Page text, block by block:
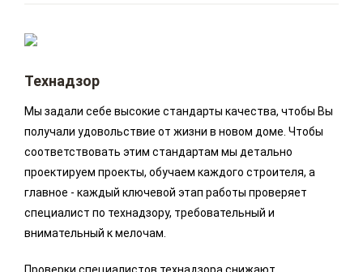
Технадзор
Мы задали себе высокие стандарты качества, чтобы Вы
получали удовольствие от жизни в новом доме. Чтобы
соответствовать этим стандартам мы детально
проектируем проекты, обучаем каждого строителя, а
главное - каждый ключевой этап работы проверяет
специалист по технадзору, требовательный и
внимательный к мелочам.